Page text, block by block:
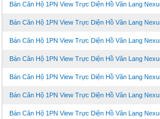
Bán Căn Hộ 1PN View Trực Diện Hồ Văn Lang
Bán Căn Hộ 1PN View Trực Diện Hồ Văn Lang
Bán Căn Hộ 1PN View Trực Diện Hồ Văn Lang
Bán Căn Hộ 1PN View Trực Diện Hồ Văn Lang
Bán Căn Hộ 1PN View Trực Diện Hồ Văn Lang
Bán Căn Hộ 1PN View Trực Diện Hồ Văn Lang
Bán Căn Hộ 1PN View Trực Diện Hồ Văn Lang